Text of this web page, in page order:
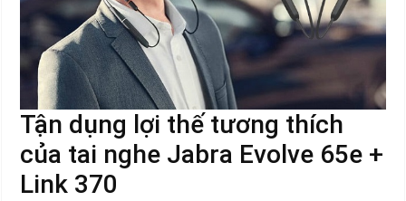
Tận dụng lợi thế tương thích
của tai nghe Jabra Evolve 65e +
Link 370